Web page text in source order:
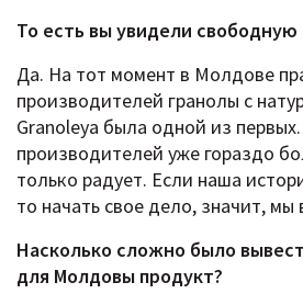
То есть вы увидели
Да. На тот момент в Молдове
производителей гранолы с
Granoleya была одной из
производителей уже гораздо
только радует. Если наша
то начать свое дело, значит, мы
Насколько сложно было
для Молдовы продукт?